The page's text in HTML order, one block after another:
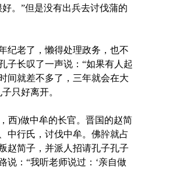
好。”但是没有出兵去讨伐蒲的
老了，懒得处理政务，也不
子长叹了一声说：“如果有人起
间就差不多了，三年就会在大
只好离开。
西)做中牟的长官。晋国的赵简
中行氏，讨伐中牟。佛肸就占
赵简子，并派人招请孔子孔子
说：“我听老师说过：‘亲自做